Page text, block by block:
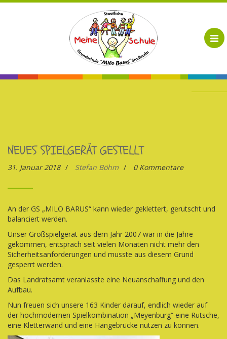
NEUES SPIELGERÄT GESTELLT
31. Januar 2018 / Stefan Böhm / 0 Kommentare
An der GS „MILO BARUS“ kann wieder geklettert, gerutscht und
balanciert werden.
Unser Großspielgerät aus dem Jahr 2007 war in die Jahre
gekommen, entsprach seit vielen Monaten nicht mehr den
Sicherheitsanforderungen und musste aus diesem Grund
gesperrt werden.
Das Landratsamt veranlasste eine Neuanschaffung und den
Aufbau.
Nun freuen sich unsere 163 Kinder darauf, endlich wieder auf
der hochmodernen Spielkombination „Meyenburg“ eine Rutsche,
eine Kletterwand und eine Hängebrücke nutzen zu können.